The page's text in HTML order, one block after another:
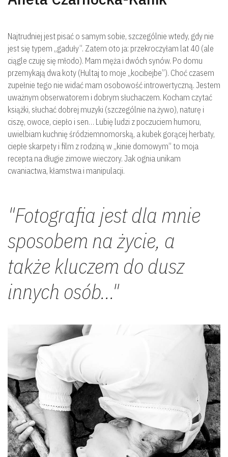
Najtrudniej jest pisać o samym sobie, szczególnie wtedy, gdy nie
jest się typem „gaduły”. Zatem oto ja: przekroczyłam lat 40 (ale
ciągle czuję się młodo). Mam męża i dwóch synów. Po domu
przemykają dwa koty (Hultaj to moje „kocibejbe”). Choć czasem
zupełnie tego nie widać mam osobowość introwertyczną. Jestem
uważnym obserwatorem i dobrym słuchaczem. Kocham czytać
książki, słuchać dobrej muzyki (szczególnie na żywo), naturę i
ciszę, owoce, ciepło i sen… Lubię ludzi z poczuciem humoru,
uwielbiam kuchnię śródziemnomorską, a kubek gorącej herbaty,
ciepłe skarpety i film z rodziną w „kinie domowym” to moja
recepta na długie zimowe wieczory. Jak ognia unikam
cwaniactwa, kłamstwa i manipulacji.
"Fotografia jest dla mnie
sposobem na życie, a
także kluczem do dusz
innych osób..."